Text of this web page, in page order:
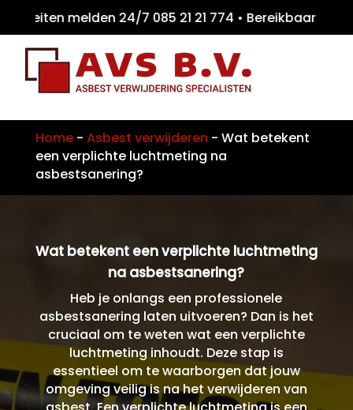
melden 24/7 085 21 21 774 •
Home- Asbest verwijderen - Wat betekent
een verplichte luchtmeting na
asbestsanering?
Wat betekent een verplichte luchtmeting
na asbestsanering?
Heb je onlangs een professionele
asbestsanering laten uitvoeren? Dan is het
cruciaal om te weten wat een verplichte
luchtmeting inhoudt. Deze stap is
essentieel om te waarborgen dat jouw
omgeving veilig is na het verwijderen van